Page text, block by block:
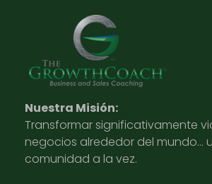
Nuestra Misión:
Transformar significativamente
negocios alrededor del mundo…
comunidad a la vez.